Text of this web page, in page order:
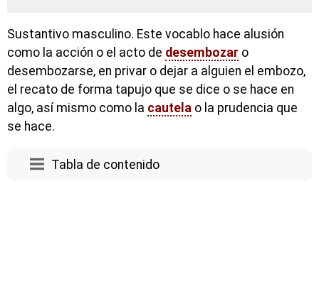
Sustantivo masculino. Este vocablo hace alusión
como la acción o el acto de desembozar o
desembozarse, en privar o dejar a alguien el embozo,
el recato de forma tapujo que se dice o se hace en
algo, así mismo como la cautela o la prudencia que
se hace.
Tabla de contenido